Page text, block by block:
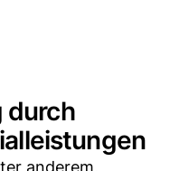
durch
anderem,